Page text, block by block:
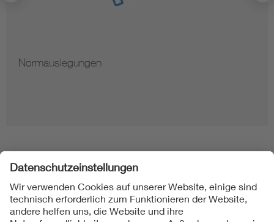
Normauslegungen
Folgen Sie uns